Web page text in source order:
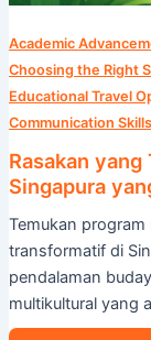
Academic
Choosing the Right
Educational Travel
Communication Skills
Rasakan
Singapura
Temukan
transformatif di
pendalaman
multikultural yang